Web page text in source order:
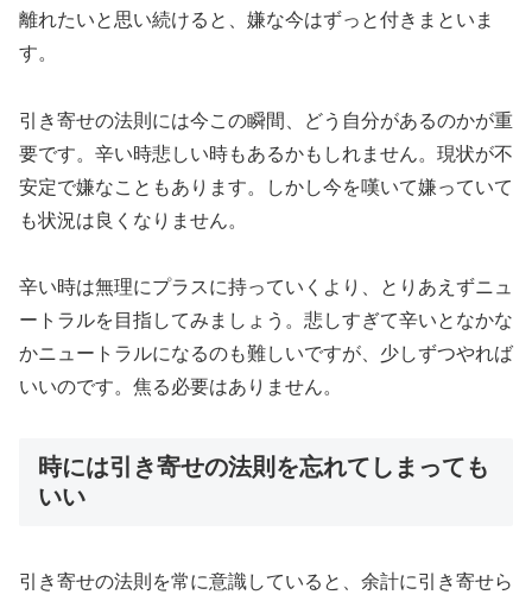
離れたいと思い続けると、嫌な今はずっと付きまといま
す。
引き寄せの法則には今この瞬間、どう自分があるのかが重
要です。辛い時悲しい時もあるかもしれません。現状が不
安定で嫌なこともあります。しかし今を嘆いて嫌っていて
も状況は良くなりません。
辛い時は無理にプラスに持っていくより、とりあえずニュ
ートラルを目指してみましょう。悲しすぎて辛いとなかな
かニュートラルになるのも難しいですが、少しずつやれば
いいのです。焦る必要はありません。
時には引き寄せの法則を忘れてしまっても
いい
引き寄せの法則を常に意識していると、余計に引き寄せら